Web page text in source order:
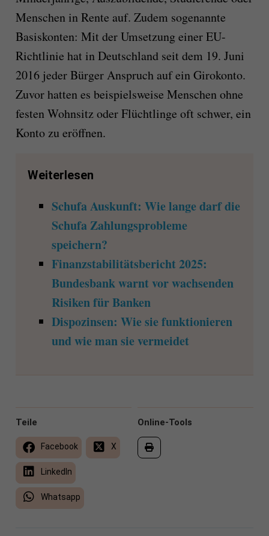
Menschen in Rente auf. Zudem sogenannte
Basiskonten: Mit der Umsetzung einer EU-
Richtlinie hat in Deutschland seit dem 19. Juni
2016 jeder Bürger Anspruch auf ein Girokonto.
Zuvor hatten es beispielsweise Menschen ohne
festen Wohnsitz oder Flüchtlinge oft schwer, ein
Konto zu eröffnen.
Weiterlesen
Schufa Auskunft: Wie lange darf die
Schufa Zahlungsprobleme
speichern?
Finanzstabilitätsbericht 2025:
Bundesbank warnt vor wachsenden
Risiken für Banken
Dispozinsen: Wie sie funktionieren
und wie man sie vermeidet
Online-Tools
Teile
Facebook X
LinkedIn
Whatsapp